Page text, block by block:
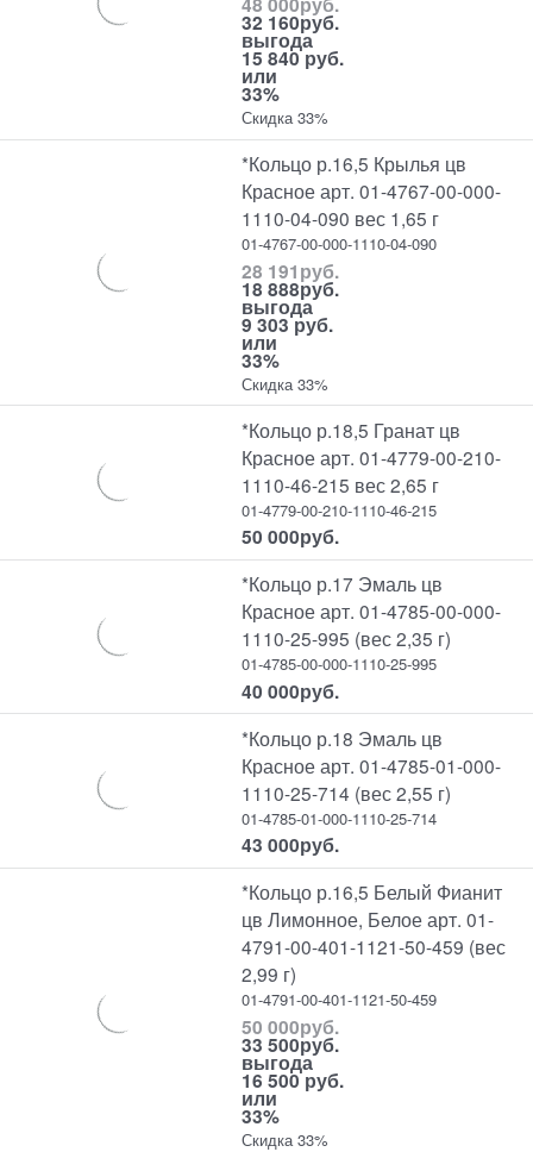
32 160руб.
выгода
15 840 руб.
или
33%
Скидка 33%
*Кольцо р.16,5 Крылья цв
Красное арт. 01-4767-00-000-
1110-04-090 вес 1,65 г
01-4767-00-000-1110-04-090
28 191руб.
18 888руб.
выгода
9 303 руб.
или
33%
Скидка 33%
*Кольцо р.18,5 Гранат цв
Красное арт. 01-4779-00-210-
1110-46-215 вес 2,65 г
01-4779-00-210-1110-46-215
50 000руб.
*Кольцо р.17 Эмаль цв
Красное арт. 01-4785-00-000-
1110-25-995 (вес 2,35 г)
01-4785-00-000-1110-25-995
40 000руб.
*Кольцо р.18 Эмаль цв
Красное арт. 01-4785-01-000-
1110-25-714 (вес 2,55 г)
01-4785-01-000-1110-25-714
43 000руб.
*Кольцо р.16,5 Белый Фианит
цв Лимонное, Белое арт. 01-
4791-00-401-1121-50-459 (вес
2,99 г)
01-4791-00-401-1121-50-459
50 000руб.
33 500руб.
выгода
16 500 руб.
или
33%
Скидка 33%